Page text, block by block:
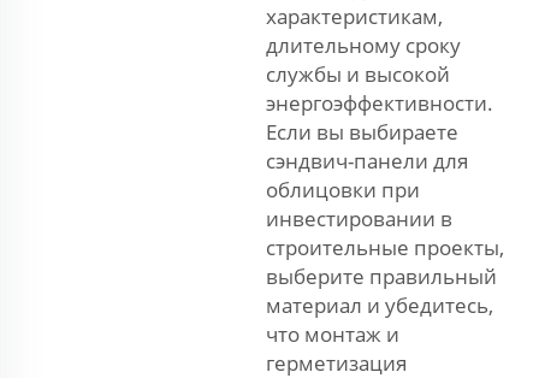
характеристикам,
длительному сроку
службы и высокой
энергоэффективности.
Если вы выбираете
сэндвич-панели для
облицовки при
инвестировании в
строительные проекты,
выберите правильный
материал и убедитесь,
что монтаж и
герметизация